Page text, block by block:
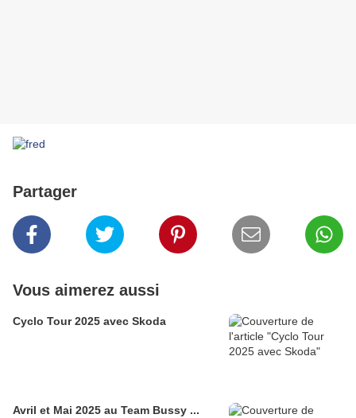
Partager
Vous aimerez aussi
Cyclo Tour 2025 avec Skoda
Avril et Mai 2025 au Team Bussy ...